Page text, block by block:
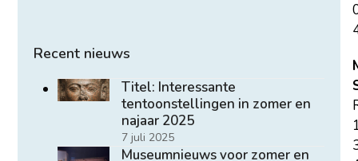
Recent nieuws
Titel: Interessante
tentoonstellingen in zomer en
najaar 2025
7 juli 2025
Museumnieuws voor zomer en